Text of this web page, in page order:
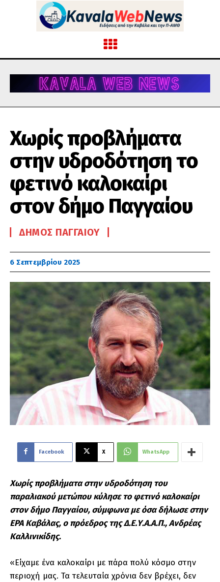
Χωρίς προβλήματα
στην υδροδότηση το
φετινό καλοκαίρι
στον δήμο Παγγαίου
ΔΉΜΟΣ ΠΑΓΓΑΊΟΥ
6 Σεπτεμβρίου 2025
Facebook X WhatsApp
Χωρίς προβλήματα στην υδροδότηση του
παραλιακού μετώπου κύλησε το φετινό καλοκαίρι
στον δήμο Παγγαίου, σύμφωνα με όσα δήλωσε στην
ΕΡΑ Καβάλας, ο πρόεδρος της Δ.Ε.Υ.Α.Α.Π., Ανδρέας
Καλλινικίδης.
«Είχαμε ένα καλοκαίρι με πάρα πολύ κόσμο στην
περιοχή μας. Τα τελευταία χρόνια δεν βρέχει, δεν